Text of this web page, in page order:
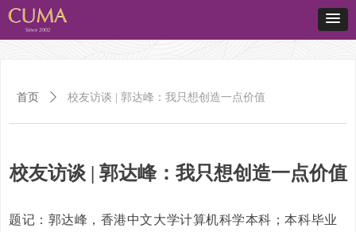
校友访谈 | 郭达峰：我只想创造一点价值
题记：郭达峰，香港中文大学计算机科学本科；本科毕业
首页 ꄲ 校友访谈 | 郭达峰：我只想创造一点价值